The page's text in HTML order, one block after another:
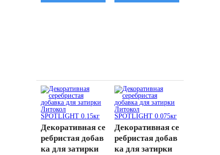
Декоративная се
ребристая добав
ка для затирки
Декоративная се
ребристая добав
ка для затирки